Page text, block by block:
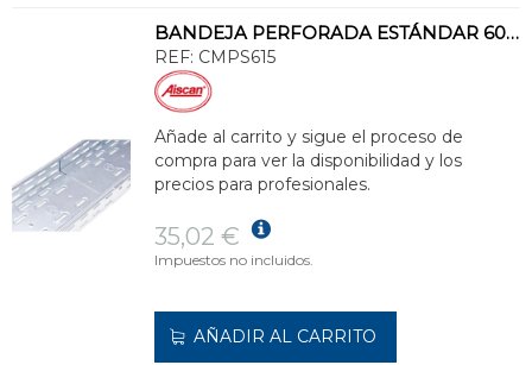
BANDEJA PERFORADA ESTÁNDAR 60x150 GALVANIZADO SENZIMIR
REF: CMPS615
Añade al carrito y sigue el proceso de
compra para ver la disponibilidad y los
precios para profesionales.
35,02 €
Impuestos no incluidos.
AÑADIR AL CARRITO